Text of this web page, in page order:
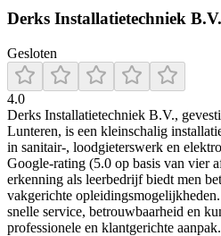
Derks Installatietechniek B.V.
Gesloten
4.0
Derks Installatietechniek B.V.,
Lunteren, is een kleinschalig
in sanitair-, loodgieterswerk en
Google-rating (5.0 op basis van vier
erkenning als leerbedrijf biedt men
vakgerichte
snelle service, betrouwbaarheid en
professionele en klantgerichte aanpak.